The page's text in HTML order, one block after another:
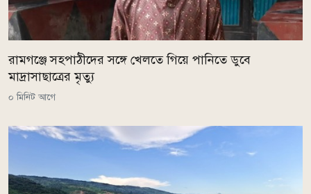
রামগঞ্জে সহপাঠীদের সঙ্গে খেলতে গিয়ে পানিতে ডুবে
মাদ্রাসাছাত্রের মৃত্যু
০ মিনিট আগে